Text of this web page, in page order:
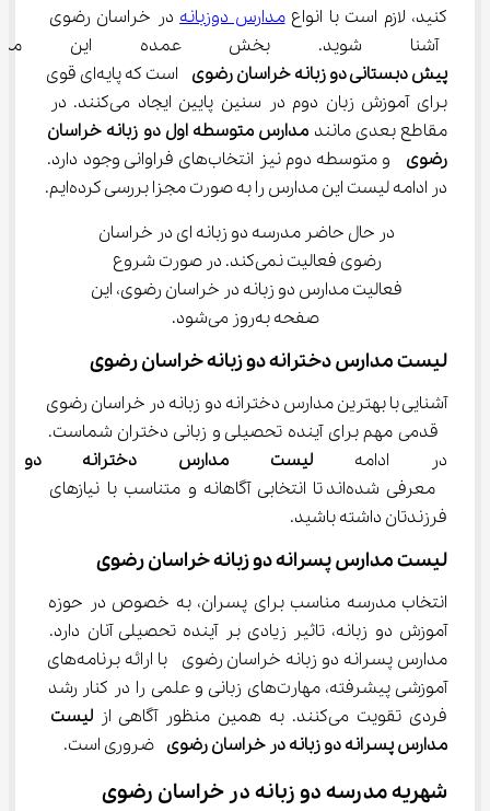
کنید، لازم است با انواع مدارس دوزبانه در خراسان رضوی
آشنا شوید. بخش عمده این
پیش دبستانی دو زبانه خراسان رضوی
است که پایه‌ای قوی
برای آموزش زبان دوم در سنین پایین ایجاد می‌کنند. در
مقاطع بعدی مانند مدارس متوسطه اول دو زبانه خراسان
رضوی
و متوسطه دوم نیز انتخاب‌های فراوانی وجود دارد.
در ادامه لیست این مدارس را به صورت مجزا بررسی کرده‌ایم.
در حال حاضر مدرسه دو زبانه ای در خراسان
رضوی فعالیت نمی‌کند. در صورت شروع
فعالیت مدارس دو زبانه در خراسان رضوی، این
صفحه به‌روز می‌شود.
لیست مدارس دخترانه دو زبانه خراسان رضوی
آشنایی با بهترین مدارس دخترانه دو زبانه در خراسان رضوی
قدمی مهم برای آینده تحصیلی و زبانی دختران شماست.
در ادامه لیست مدارس دخترانه
معرفی شده‌اند تا انتخابی آگاهانه و متناسب با نیازهای
فرزندتان داشته باشید.
لیست مدارس پسرانه دو زبانه خراسان رضوی
انتخاب مدرسه مناسب برای پسران، به خصوص در حوزه
آموزش دو زبانه، تاثیر زیادی بر آینده تحصیلی آنان دارد.
مدارس پسرانه دو زبانه خراسان رضوی  با ارائه برنامه‌های
آموزشی پیشرفته، مهارت‌های زبانی و علمی را در کنار رشد
فردی تقویت می‌کنند. به همین منظور آگاهی از
لیست
مدارس پسرانه دو زبانه در خراسان رضوی ضروری است.
شهریه مدرسه دو زبانه در خراسان رضوی